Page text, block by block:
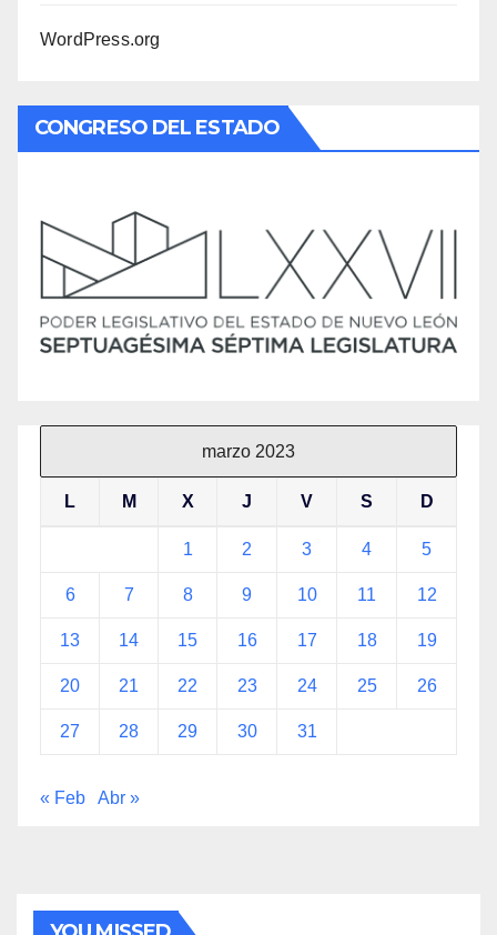
WordPress.org
CONGRESO DEL ESTADO
marzo 2023
L M X J V S D
1 2 3 4 5
6 7 8 9 10 11 12
13 14 15 16 17 18 19
20 21 22 23 24 25 26
27 28 29 30 31
« Feb Abr »